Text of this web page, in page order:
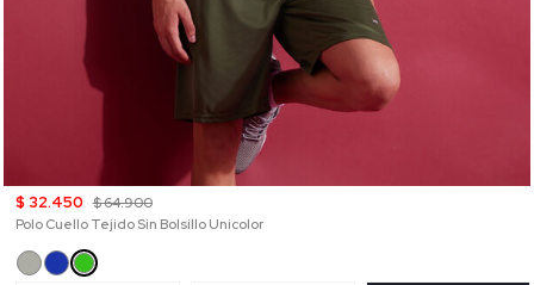
$ 32.450 $ 64.900
Polo Cuello Tejido Sin Bolsillo Unicolor